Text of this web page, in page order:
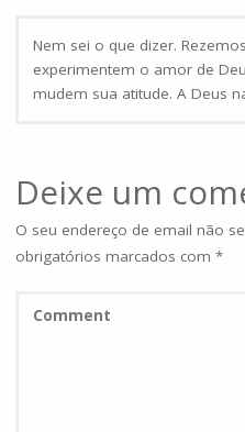
Nem sei o que dizer.
experimentem o amor de
mudem sua atitude. A Deus
Deixe um
O seu endereço de email não
obrigatórios marcados com *